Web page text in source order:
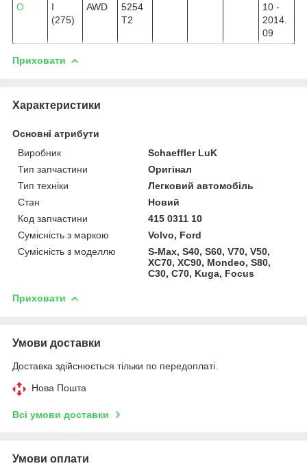
O
I
(275)
AWD
5254
T2
10 -
2014.
09
Приховати
Характеристики
Основні атрибути
Виробник
Schaeffler LuK
Тип запчастини
Оригінал
Тип техніки
Легковий автомобіль
Стан
Новий
Код запчастини
415 0311 10
Сумісність з маркою
Volvo, Ford
Сумісність з моделлю
S-Max, S40, S60, V70, V50,
XC70, XC90, Mondeo, S80,
C30, C70, Kuga, Focus
Приховати
Умови доставки
Доставка здійснюється тільки по передоплаті.
Нова Пошта
Всі умови доставки
Умови оплати